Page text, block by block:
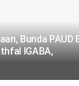
Bunda PAUD
IGABA,